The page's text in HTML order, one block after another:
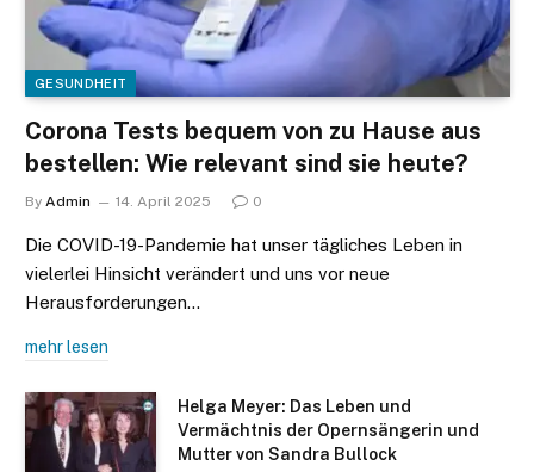
GESUNDHEIT
Corona Tests bequem von zu Hause aus
bestellen: Wie relevant sind sie heute?
By Admin 14. April 2025 0
Die COVID-19-Pandemie hat unser tägliches Leben in
vielerlei Hinsicht verändert und uns vor neue
Herausforderungen…
mehr lesen
Helga Meyer: Das Leben und
Vermächtnis der Opernsängerin und
Mutter von Sandra Bullock